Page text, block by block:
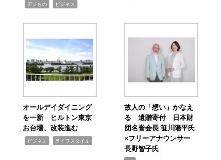
デジもの ビジネス
オールデイダイニング
を一新 ヒルトン東京
お台場、改装進む
ビジネス ライフスタイル
故人の「想い」かなえ
る 遺贈寄付 日本財
団名誉会長 笹川陽平氏
×フリーアナウンサー
長野智子氏